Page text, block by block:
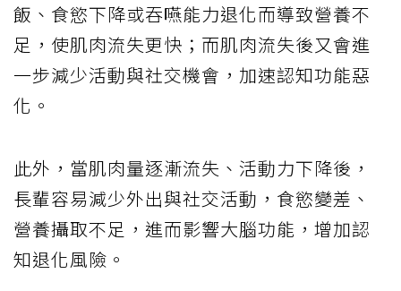
飯、食慾下降或吞嚥能力退化而導致營養不
足，使肌肉流失更快；而肌肉流失後又會進
一步減少活動與社交機會，加速認知功能惡
化。
此外，當肌肉量逐漸流失、活動力下降後，
長輩容易減少外出與社交活動，食慾變差、
營養攝取不足，進而影響大腦功能，增加認
知退化風險。